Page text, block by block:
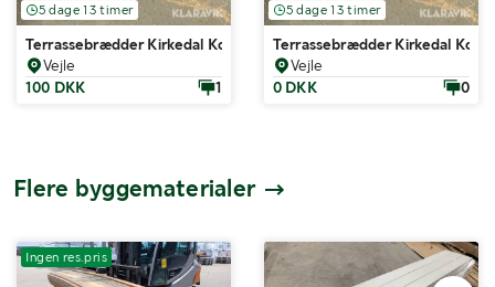
5 dage 13 timer
Terrassebrædder Kirkedal Komposit, sort og grå 100 styk
Vejle
100 DKK
1
5 dage 13 timer
Terrassebrædder Kirkedal
Vejle
0 DKK
0
Flere byggematerialer
Ingen res.pris